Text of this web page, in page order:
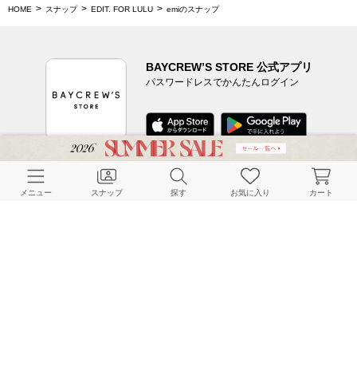
HOME スナップ EDIT. FOR LULU emiのスナップ
BAYCREW’S STORE 公式アプリ
パスワードレスでかんたんログイン
CUSTOMER SERVICE
メニュー スナップ 探す お気に入り カート